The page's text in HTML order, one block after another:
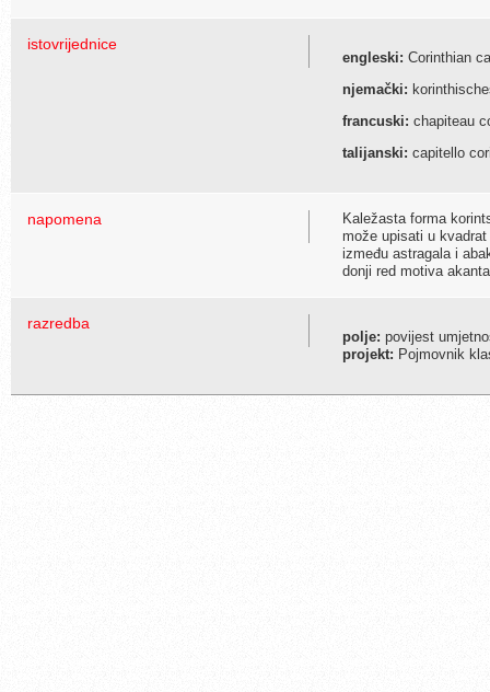
istovrijednice
engleski: Corinthian
njemački:
francuski: chapiteau
talijanski: capitello
napomena
Kaležasta forma
može upisati u
između astragala i
donji red motiva
razredba
polje: povijest
projekt: Pojmovnik